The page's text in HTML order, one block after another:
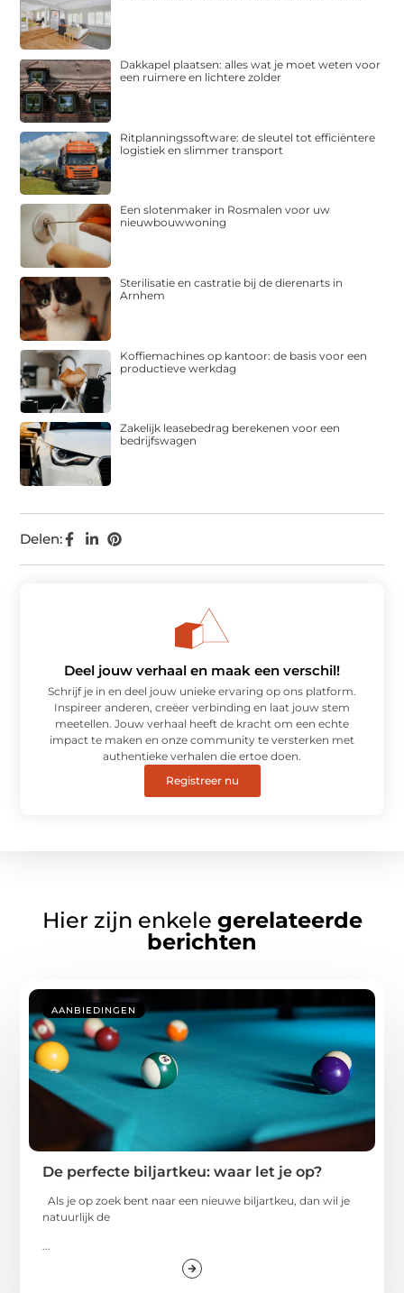
Delen:
Dakkapel plaatsen: alles wat je moet weten voor
een ruimere en lichtere zolder
Ritplanningssoftware: de sleutel tot efficiëntere
logistiek en slimmer transport
Een slotenmaker in Rosmalen voor uw
nieuwbouwwoning
Sterilisatie en castratie bij de dierenarts in
Arnhem
Koffiemachines op kantoor: de basis voor een
productieve werkdag
Zakelijk leasebedrag berekenen voor een
bedrijfswagen
Deel jouw verhaal en maak een verschil!
Schrijf je in en deel jouw unieke ervaring op ons platform.
Inspireer anderen, creëer verbinding en laat jouw stem
meetellen. Jouw verhaal heeft de kracht om een echte
impact te maken en onze community te versterken met
authentieke verhalen die ertoe doen.
Registreer nu
Hier zijn enkele gerelateerde
berichten
AANBIEDINGEN
De perfecte biljartkeu: waar let je op?
Als je op zoek bent naar een nieuwe biljartkeu, dan wil je
natuurlijk de
...